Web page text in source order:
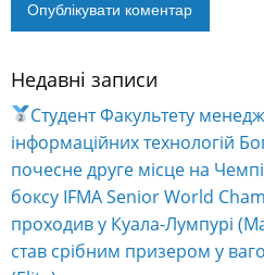
проходив у Куала-Лумпурі
(Elite).
На базі Бізнес-тренінг-
завершилося навчання за
менеджмент».
Erasmus + KA107 Exchange
2026 Еразмус+ починає
студентів ОНЕУ в програмі